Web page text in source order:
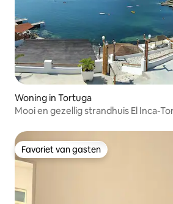
Woning in Tortuga
Mooi en gezellig strandhuis El Inca-
Favoriet van gasten
Favoriet van gasten